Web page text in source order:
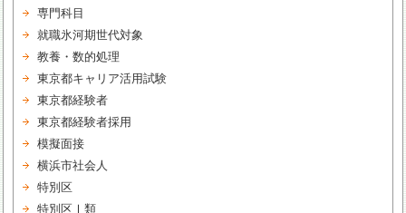
専門科目
就職氷河期世代対象
教養・数的処理
東京都キャリア活用試験
東京都経験者
東京都経験者採用
模擬面接
横浜市社会人
特別区
特別区Ⅰ類